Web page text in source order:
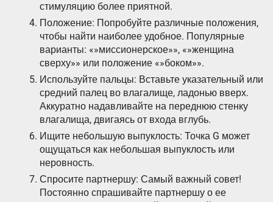
стимуляцию более приятной.
Положение: Попробуйте различные положения,
чтобы найти наиболее удобное. Популярные
варианты: «»миссионерское»», «»женщина
сверху»» или положение «»боком»».
Используйте пальцы: Вставьте указательный или
средний палец во влагалище, ладонью вверх.
Аккуратно надавливайте на переднюю стенку
влагалища, двигаясь от входа вглубь.
Ищите небольшую выпуклость: Точка G может
ощущаться как небольшая выпуклость или
неровность.
Спросите партнершу: Самый важный совет!
Постоянно спрашивайте партнершу о ее